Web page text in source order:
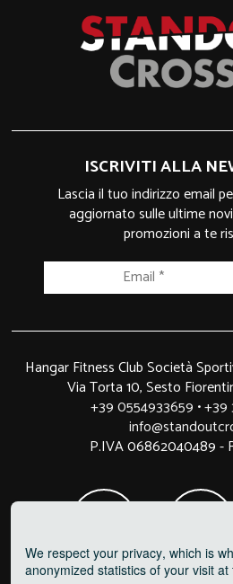
ISCRIVITI ALLA
Lascia il tuo indirizzo email
aggiornato sulle ultime
promozioni a te
Hangar Fitness Club Società
Via Torta 10, Sesto
+39 0554933659 •+39
P.IVA 06862040489 -
We respect your privacy, which is
anonymized statistics of your visit at